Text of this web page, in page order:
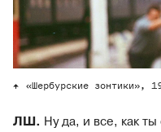
«Шербурские зонтики»,
ЛШ. Ну да, и все, как